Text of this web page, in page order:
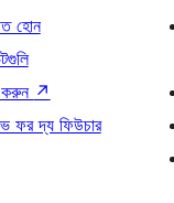
হোন
করুন ↗
ফর দ্য ফিউচার